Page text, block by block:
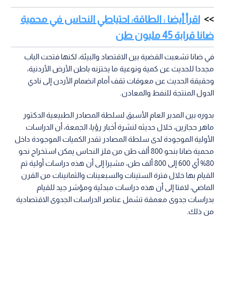
اقرأ أيضا : الطاقة: احتياطي النحاس في محمية
ضانا قرابة 45 مليون طن
في ضانا تشعبت القضية بين الاقتصاد والبيئة، لكنها فتحت الباب
مجددا للحديث عن كمية ونوعية ما يختزنه باطن الأرض الأردنية،
وحقيقة الحديث عن معوقات تقف أمام انضمام الأردن إلى نادي
الدول المنتجة للنفط والمعادن.
بدوره بين المدير العام الأسبق لسلطة المصادر الطبيعية الدكتور
ماهر حجازين، خلال حديثه لنشرة أخبار رؤيا، الجمعة، أن الدراسات
الأولية الموجودة لدى سلطة المصادر تقدر الكميات الموجودة داخل
محمية ضانا بنحو 800 ألف طن من فلز النحاس يمكن استخراج نحو
80% أي 600 إلى 800 ألف طن، مشيرا إلى أن هذه دراسات أولية تم
القيام بها خلال فترة الستينات والسبعينات والثمانينات من القرن
الماضي، لافتا إلى أن هذه دراسات مبدئية ومؤشر جيد للقيام
بدراسات جدوى معمقة تشمل عناصر الدراسات الجدوى الاقتصادية
من ذلك.